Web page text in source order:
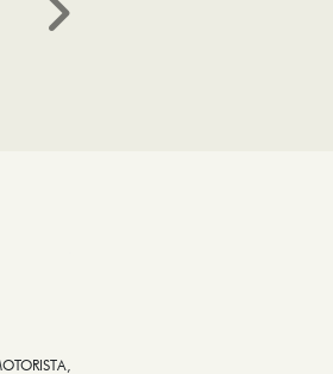
Próximo